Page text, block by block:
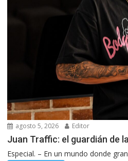
agosto 5, 2026 Editor
Juan Traffic: el guardián de
Especial. – En un mundo donde